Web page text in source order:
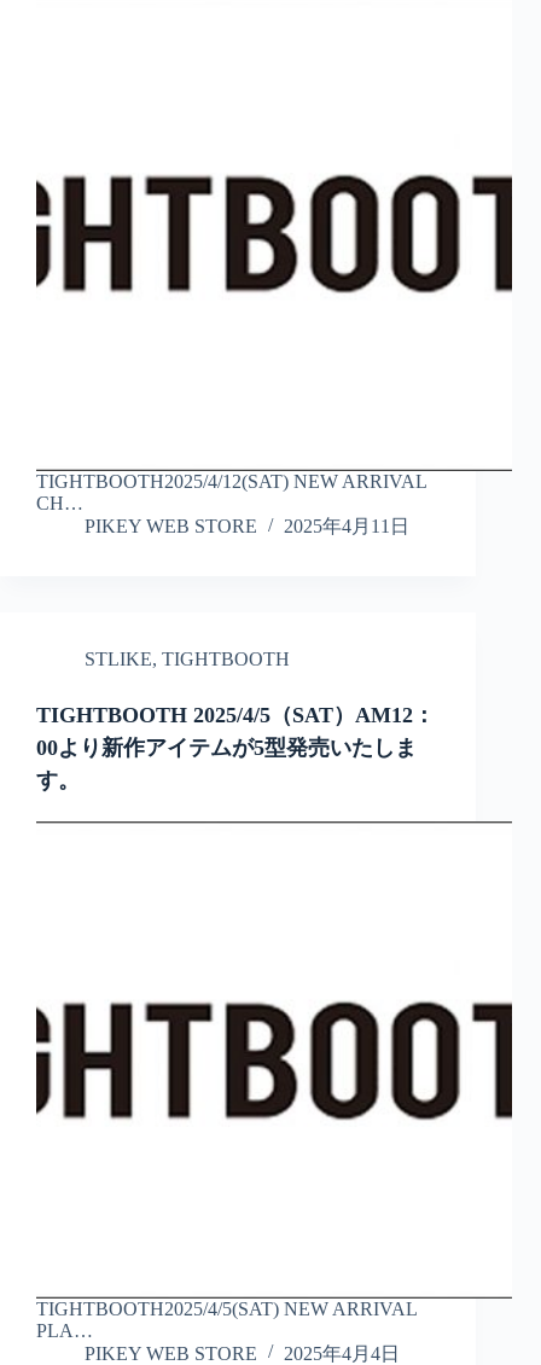
TIGHTBOOTH2025/4/12(SAT) NEW ARRIVAL
CH…
PIKEY WEB STORE
2025年4月11日
STLIKE, TIGHTBOOTH
TIGHTBOOTH 2025/4/5（SAT）AM12：
00より新作アイテムが5型発売いたしま
す。
TIGHTBOOTH2025/4/5(SAT) NEW ARRIVAL
PLA…
PIKEY WEB STORE
2025年4月4日